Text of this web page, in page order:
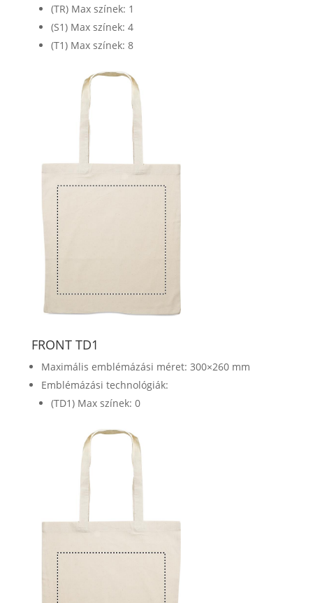
(TR) Max színek: 1
(S1) Max színek: 4
(T1) Max színek: 8
FRONT TD1
Maximális emblémázási méret: 300×260 mm
Emblémázási technológiák:
(TD1) Max színek: 0